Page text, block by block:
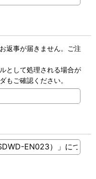
返事が届きません。ご注
として処理される場合が
もご確認ください。